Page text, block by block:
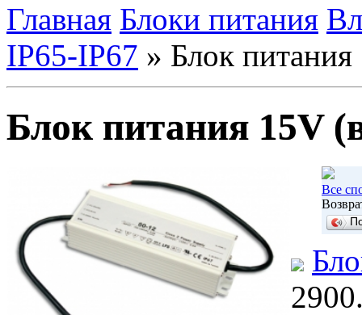
Главная Блоки питания
IP65-IP67 » Блок
Блок питания 15V
Все